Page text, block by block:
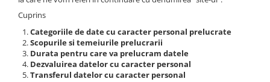
Nou Nascut
Plusata
Port Bebe
Pufoasa
Scoica Auto
La Comanda
Personalizate
SETURI
Mare
De Leganat
De Stat pe Burta
Decorative
Elefant
Forma Luna
Decorative
Elefant
Ergonomica
Fata de Perna
Gradinita
Copii - 10 ani
Copii - 12 ani
Copii - Bumbac
Copii - Bumbac Organic
Cu Gluga
PERSONALIZATE - BEBELUSI
PERSONALIZATE - NOU NASCUTI
PRIMUL CRACIUN
SET
SET - BAIAT
Panza
Bumbac
Prosoape Personalizate
Pernute
Cuprins
Categoriile de date cu caracter personal prelucrate
Scopurile si temeiurile prelucrarii
Durata pentru care va prelucram datele
Dezvaluirea datelor cu caracter personal
Transferul datelor cu caracter personal